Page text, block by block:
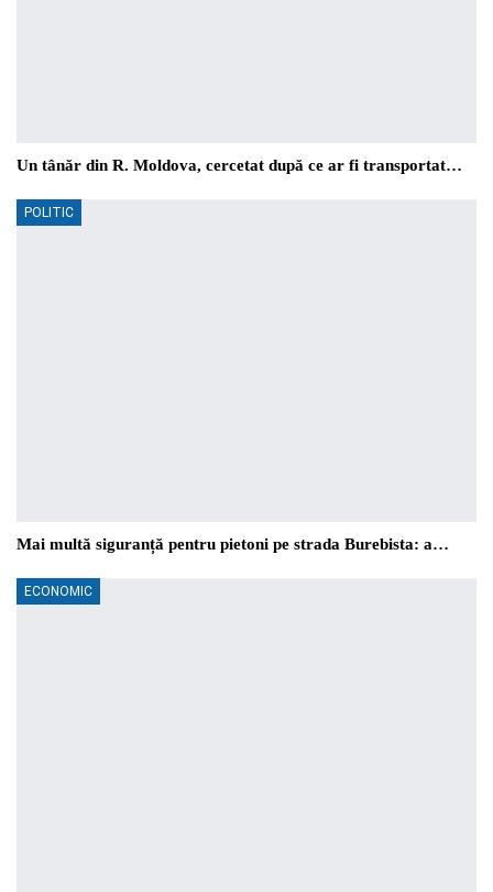
Un tânăr din R. Moldova, cercetat după ce ar fi transportat…
POLITIC
Mai multă siguranță pentru pietoni pe strada Burebista: a…
ECONOMIC